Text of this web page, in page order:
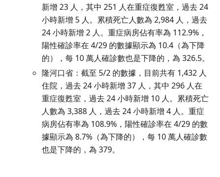
新增 23 人，其中 251 人在重症復甦室，過去 24
小時新增 5 人。累積死亡人數為 2,984 人，過去
24 小時新增 2 人。重症病房佔有率為 112.9%，
陽性確診率在 4/29 的數據顯示為 10.4（為下降
的），每 10 萬人確診數也是下降的，為 326.5。
隆河口省：截至 5/2 的數據，目前共有 1,432 人
住院，過去 24 小時新增 37 人，其中 296 人在
重症復甦室，過去 24 小時新增 10 人。累積死亡
人數為 3,388 人，過去 24 小時新增 4 人。重症
病房佔有率為 108.9%，陽性確診率在 4/29 的數
據顯示為 8.7%（為下降的），每 10 萬人確診數
也是下降的，為 379。